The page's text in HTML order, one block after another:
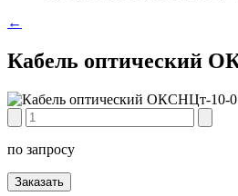
←
Кабель оптический
по запросу
Заказать